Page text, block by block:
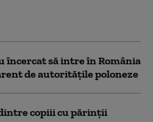
încercat să intre în România
de autorităţile poloneze
copiii cu părinții